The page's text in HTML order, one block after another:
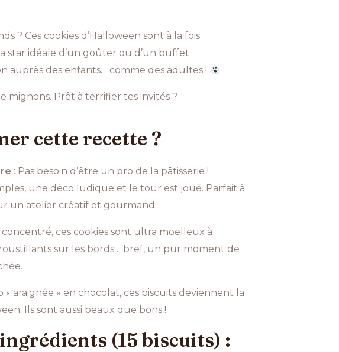
? Ces cookies d’Halloween sont à la fois
star idéale d’un goûter ou d’un buffet
auprès des enfants… comme des adultes !
mignons. Prêt à terrifier tes invités ?
cette recette ?
: Pas besoin d’être un pro de la pâtisserie !
une déco ludique et le tour est joué. Parfait à
un atelier créatif et gourmand.
concentré, ces cookies sont ultra moelleux à
sur les bords… bref, un pur moment de
« araignée » en chocolat, ces biscuits deviennent la
Ils sont aussi beaux que bons !
(15 biscuits) :